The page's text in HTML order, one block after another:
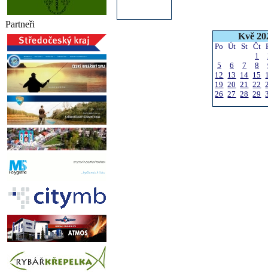
Partneři
Kvě
Po Út St Čt
1
5
6 7 8
12 13 14 15
19 20 21 22
26 27 28 29